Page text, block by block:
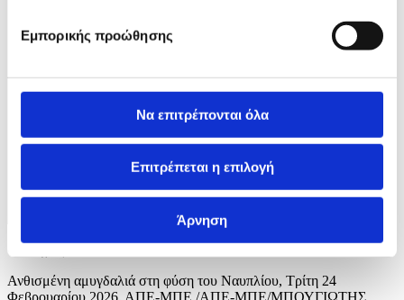
Εμπορικής προώθησης
Να επιτρέπονται όλα
Επιτρέπεται η επιλογή
Άρνηση
Φωτογραφία: ΜΠΟΥΓΙΩΤΗΣ ΕΥΑΓΓΕΛΟΣ
Ανθισμένη αμυγδαλιά στη φύση του Ναυπλίου, Τρίτη 24
Φεβρουαρίου 2026. ΑΠΕ-ΜΠΕ /ΑΠΕ-ΜΠΕ/ΜΠΟΥΓΙΩΤΗΣ